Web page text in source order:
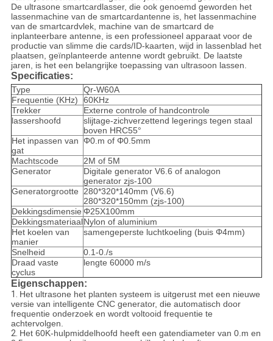
De ultrasone smartcardlasser, die ook genoemd geworden het
lassenmachine van de smartcardantenne is, het lassenmachine
van de smartcardvlek, machine van de smartcard de
inplanteerbare antenne, is een professioneel apparaat voor de
productie van slimme die cards/ID-kaarten, wijd in lassenblad het
plaatsen, geïnplanteerde antenne wordt gebruikt. De laatste
jaren, is het een belangrijke toepassing van ultrasoon lassen.
Specificaties:
Type
Qr-W60A
Frequentie (KHz)
60KHz
Trekker
Externe controle of handcontrole
lassershoofd
slijtage-zichverzettend legerings tegen staal
boven HRC55°
Het inpassen van
gat
Φ0.m of Φ0.5mm
Machtscode
2M of 5M
Generator
Digitale generator V6.6 of analogon
generator zjs-100
Generatorgrootte 280*320*140mm (V6.6)
280*320*150mm (zjs-100)
Dekkingsdimensie Φ25X100mm
DekkingsmateriaalNylon of aluminium
Het koelen van
manier
samengeperste luchtkoeling (buis Φ4mm)
Snelheid
0.1-0./s
Draad vaste
cyclus
lengte 60000 m/s
Eigenschappen:
1. Het ultrasone het planten systeem is uitgerust met een nieuwe
versie van intelligente CNC generator, die automatisch door
frequentie onderzoek en wordt voltooid frequentie te
achtervolgen.
2. Het 60K-hulpmiddelhoofd heeft een gatendiameter van 0.m en